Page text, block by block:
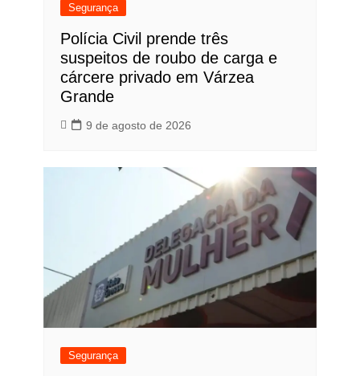
Segurança
Polícia Civil prende três
suspeitos de roubo de carga e
cárcere privado em Várzea
Grande
9 de agosto de 2026
Segurança